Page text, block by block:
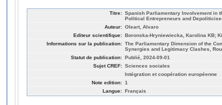
Titre: Spanish Parliamentary Involvement in
Political Entrepreneurs and
Auteur: Oleart, Alvaro
Editeur scientifique: Boronska-Hryniewiecka, Karolina KB;
Informations sur la publication: The Parliamentary Dimension of the
Synergies and Legitimacy Clashes,
Statut de publication: Publié, 2024-09-01
Sujet CREF: Sciences sociales
Intégration et coopération européenne
Note edition: 1
Langue: Français